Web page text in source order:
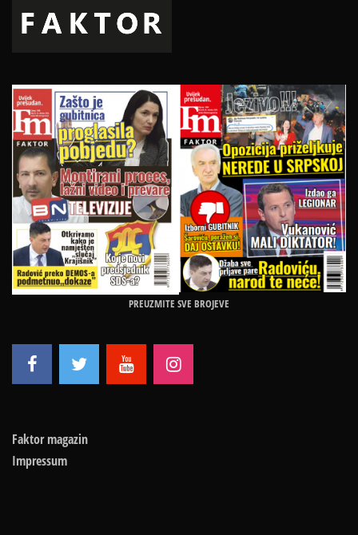
PREUZMITE SVE BROJEVE
Faktor magazin
Impressum